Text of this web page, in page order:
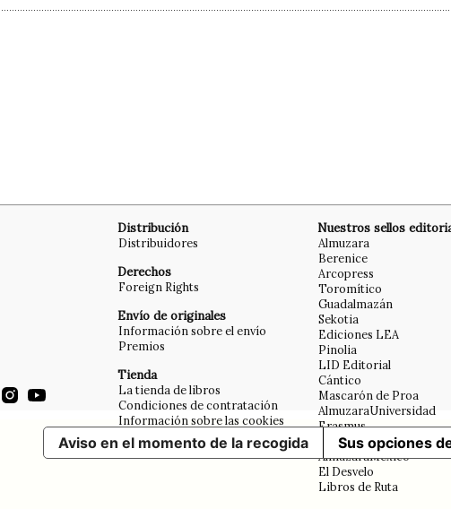
Distribución
Distribuidores
Derechos
Foreign Rights
Envío de originales
Información sobre el envío
Premios
Tienda
La tienda de libros
Condiciones de contratación
Información sobre las cookies
Aviso legal
Nuestros sellos
Almuzara
Berenice
Arcopress
Toromítico
Guadalmazán
Sekotia
Ediciones LEA
Pinolia
LID Editorial
Cántico
Mascarón de Proa
AlmuzaraUniversidad
Erasmus
Libros en el bolsillo
AlmuzaraMéxico
El Desvelo
Libros de Ruta
Aviso en el momento de la recogida Sus opciones